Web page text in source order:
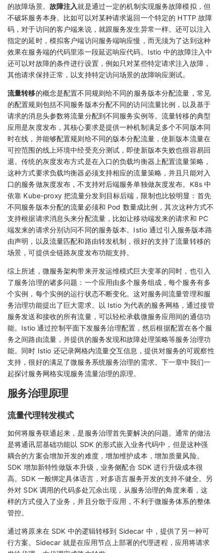
的故障场景。 故障注入就是通过一定的机制实现服务故障模拟，但
不破坏服务本身。比如可以对某种请求返回一个特定的 HTTP 故障
码，对于访问的客户端来说，就跟服务发生异常一样。还可以注入
指定的延时，模拟客户端访问服务端响应慢，而无须为了达到这种
效果在服务端的代码里添一段延迟响应代码。Istio 中的故障注入中
还可以对故障的条件进行设置，例如只对某些特定请求注入故障，
其他请求保持正常，以支持特定访问场景的故障响应测试。
流量转移的概念是配置不同规则给不同的服务版本分配流量，常见
的配置规则包括不同服务版本分配不同的访问流量比例，以及基于
请求的消息头参数将流量分配到不同服务实例等。流量转移的典型
应用是灰度发布，其核心要求是提供一种机制满足多个不同版本同
时在线，并能够配置规则给不同的版本分配流量，使新版本流量在
可控范围的线上环境中经受充分测试，即使新版本失败也很容易回
退。传统的灰度发布方式是在入口的负载均衡器上配置流量策略，
这种方式要求负载均衡器必须支持相应的流量策略，并且只能对入
口的服务做灰度发布，不支持对后端服务单独做灰度发布。K8s 中
依靠 Kube-proxy 把流量分发到目标后端，限制也比较明显：首先
不同服务版本分配的流量必须和 Pod 数量成比例，其次这种方式不
支持根据请求消息头来分配流量，比如让移动端发来的请求和 PC
端发来的请求分别访问不同的服务版本。Istio 通过引入服务版本路
由声明，以及流量匹配和路由转发机制，很好的支持了流量转移的
场景，可提供全链路灰度发布功能支持。
综上所述，微服务架构带来开发运维模式巨大变革的同时，也引入
了服务治理的诸多问题：一个应用由多个服务组成，每个服务有多
个实例，每个实例的运行状态不断变化。这对服务间流量管理和服
务治理功能提出了巨大需求。以 Istio 为代表的服务网格，通过接管
服务发送和接收的所有流量，可以轻松承载微服务应用间的通信功
能。Istio 通过控制平面下发服务治理配置，然后根据配置在各个服
务之间路由流量，并提供的服务发现和故障处理策略等服务治理功
能。同时 Istio 还记录网格内流量交互信息，提供对服务的可观察性
支持，很好的满足了微服务系统服务治理的需求。下一章中我们一
起探讨服务网格实现服务流量治理的原理。
服务治理原理
流量代理转发模式
如何将服务联通起来，是服务治理首先要解决的问题。通常的做法
是将通讯层基础功能以 SDK 的形式嵌入业务代码中，但是这种强
耦合的方案会增加开发的难度，增加维护成本，增加质量风险。
SDK 增加新特性做版本升级，业务侧配合 SDK 进行升级成本很
高。SDK 一般绑定具体语言，对多语言服务开发的支持不健全。另
外对 SDK 调用的代码多处冗余出现，从服务治理的角度来看，这
样的方式侵入了业务，并且分散于应用，不利于微服务体系的整体
管控。
通过将原来在 SDK 中的逻辑转移到 Sidecar 中，提供了另一种可
行方案。Sidecar 就是在应用节点上部署的代理进程，应用将请求